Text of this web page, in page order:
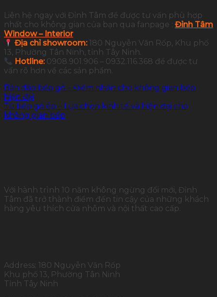
Liên hệ ngay với Đỉnh Tâm để được tư vấn phù hợp
nhất cho không gian của bạn qua fanpage : Đỉnh Tâm
Window – Interior
Địa chỉ showroom:180 Nguyễn Văn Rốp, Khu phố
13, Phường Tân Ninh, tỉnh Tây Ninh.
Hotline: 0908.901.906 – 0932.116.368 để được tư
vấn rõ hơn về các sản phẩm.
Bàn đảo bếp gỗ – Điểm nhấn cho không gian bếp
hiện đại
Tủ bếp gỗ ép – Lựa chọn kinh tế và hiện đại cho
không gian bếp
Với hành trình 10 năm không ngừng đổi mới, Đỉnh
Tâm đã trở thành điểm đến tin cậy của những khách
hàng yêu thích cửa nhôm và nội thất cao cấp.
Address: 180 Nguyễn Văn Rốp
Khu phố 13, Phường Tân Ninh
Tỉnh Tây Ninh